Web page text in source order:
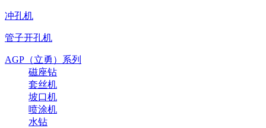
冲孔机
管子开孔机
AGP（立勇）系列
磁座钻
套丝机
坡口机
喷涂机
水钻